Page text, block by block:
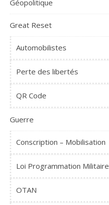
Géopolitique
Great Reset
Automobilistes
Perte des libertés
QR Code
Guerre
Conscription – Mobilisation
Loi Programmation Militaire
OTAN